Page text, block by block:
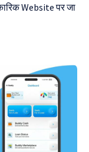
Website पर जा